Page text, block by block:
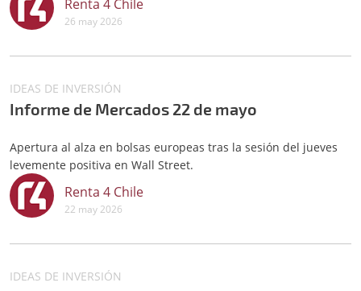
Renta 4 Chile
26 may 2026
IDEAS DE INVERSIÓN
Informe de Mercados 22 de mayo
Apertura al alza en bolsas europeas tras la sesión del jueves
levemente positiva en Wall Street.
Renta 4 Chile
22 may 2026
IDEAS DE INVERSIÓN